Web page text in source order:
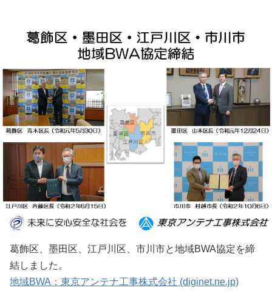
葛飾区、墨田区、江戸川区、市川市と地域BWA協定を締
結しました。
地域BWA：東京アンテナ工事株式会社 (diginet.ne.jp)